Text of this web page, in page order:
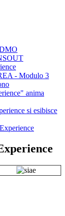
- Modulo 3
anima
si esibisce